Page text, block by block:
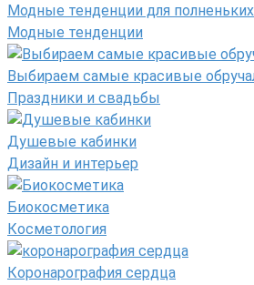
Модные тенденции для
Модные тенденции
Выбираем самые красивые
Праздники и свадьбы
Душевые кабинки
Дизайн и интерьер
Биокосметика
Косметология
Коронарография сердца